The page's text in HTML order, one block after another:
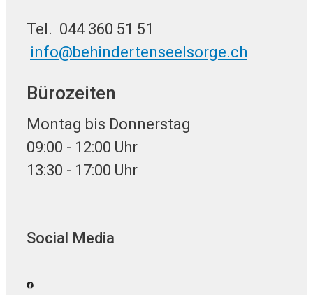
Tel. 044 360 51 51
info@behindertenseelsorge.ch
Bürozeiten
Montag bis Donnerstag
09:00 - 12:00 Uhr
13:30 - 17:00 Uhr
Social Media